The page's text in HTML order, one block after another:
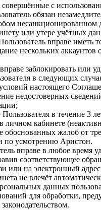
совершённые с
обязан
несанкционированном
или утере учётных
вправе иметь
нескольких
заблокировать или
в следующих
настоящего
недостоверных
Пользователя в течение 3
личном кабинете
обоснованных жалоб от
по усмотрению Аристон.
вправе в любое время
соответствующее
или на электронный
не влечёт
данных
для обработки,